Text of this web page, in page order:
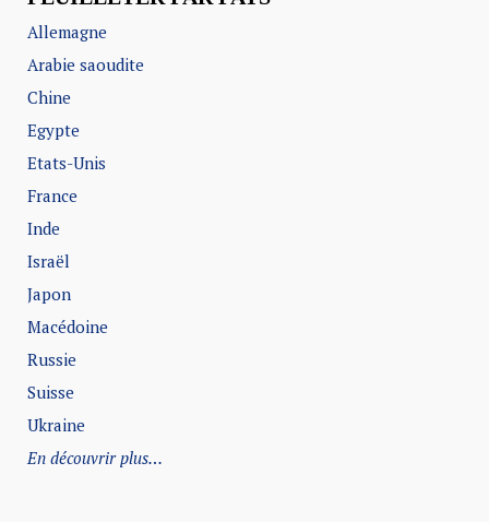
Allemagne
Arabie saoudite
Chine
Egypte
Etats-Unis
France
Inde
Israël
Japon
Macédoine
Russie
Suisse
Ukraine
En découvrir plus…